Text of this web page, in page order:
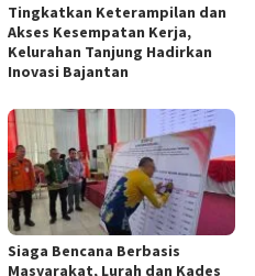
Tingkatkan Keterampilan dan
Akses Kesempatan Kerja,
Kelurahan Tanjung Hadirkan
Inovasi Bajantan
Siaga Bencana Berbasis
Masyarakat, Lurah dan Kades